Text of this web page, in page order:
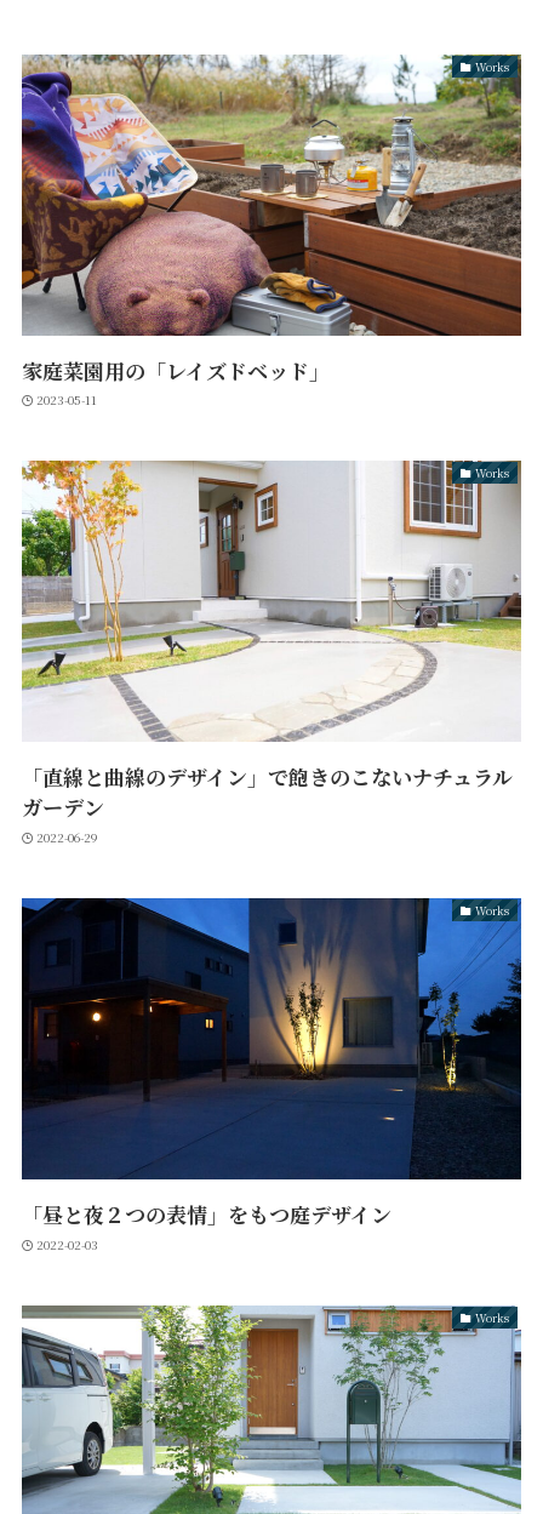
Works
家庭菜園用の「レイズドベッド」
2023-05-11
Works
「直線と曲線のデザイン」で飽きのこないナチュラル
ガーデン
2022-06-29
Works
「昼と夜２つの表情」をもつ庭デザイン
2022-02-03
Works